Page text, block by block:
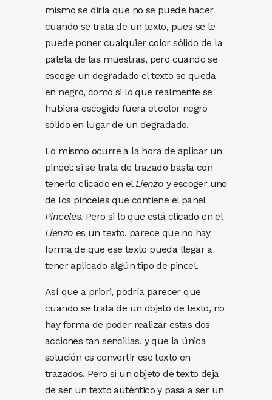
mismo se diría que no se puede hacer
cuando se trata de un texto, pues se le
puede poner cualquier color sólido de la
paleta de las muestras, pero cuando se
escoge un degradado el texto se queda
en negro, como si lo que realmente se
hubiera escogido fuera el color negro
sólido en lugar de un degradado.
Lo mismo ocurre a la hora de aplicar un
pincel: si se trata de trazado basta con
tenerlo clicado en elLienzo y escoger uno
de los pinceles que contiene el panel
Pinceles. Pero si lo que está clicado en el
Lienzo es un texto, parece que no hay
forma de que ese texto pueda llegar a
tener aplicado algún tipo de pincel.
Así que a priori, podría parecer que
cuando se trata de un objeto de texto, no
hay forma de poder realizar estas dos
acciones tan sencillas, y que la única
solución es convertir ese texto en
trazados. Pero si un objeto de texto deja
de ser un texto auténtico y pasa a ser un